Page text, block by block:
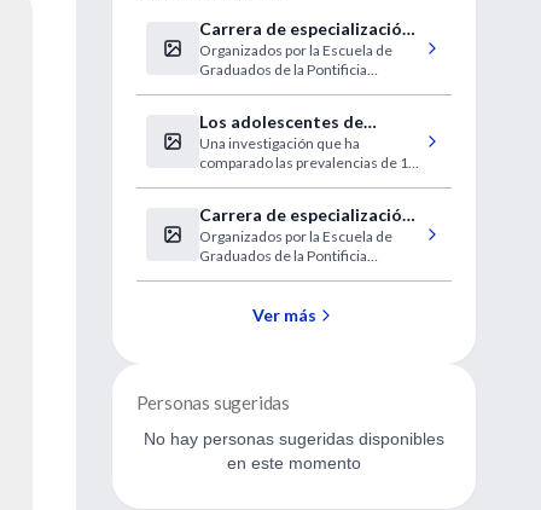
Carrera de especialización
en Ortodoncia y Ortopedia
Maxilar
Organizados por la Escuela de
Graduados de la Pontificia
Los adolescentes de
Estados Unidos son los que
presentan mayor tasa de
sobrepeso
Una investigación que ha
comparado las prevalencias de 15
obesidad en Norteamérica.
Carrera de especialización
en Medicina Legal
Organizados por la Escuela de
Graduados de la Pontificia
Ver más
Personas sugeridas
No hay personas sugeridas disponibles
en este momento